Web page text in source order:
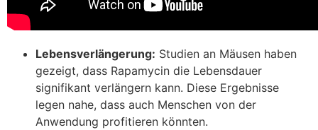
Lebensverlängerung: Studien an Mäusen haben
gezeigt, dass Rapamycin die Lebensdauer
signifikant verlängern kann. Diese Ergebnisse
legen nahe, dass auch Menschen von der
Anwendung profitieren könnten.